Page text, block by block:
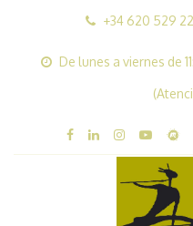
+34 620 529
De lunes a viernes de